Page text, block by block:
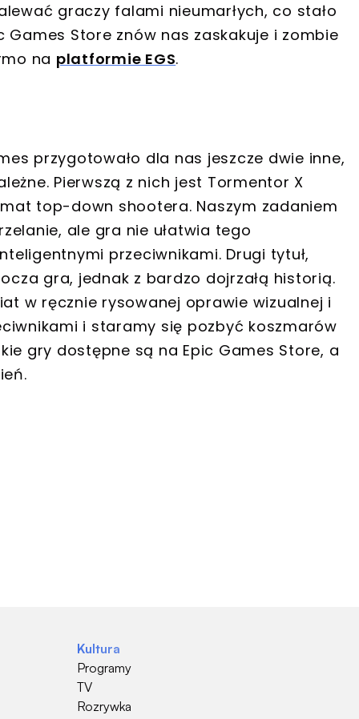
graczy falami nieumarłych, co stało
Games Store znów nas zaskakuje i zombie
na platformie EGS.
przygotowało dla nas jeszcze dwie inne,
Pierwszą z nich jest Tormentor X
top-down shootera. Naszym zadaniem
ale gra nie ułatwia tego
przeciwnikami. Drugi tytuł,
gra, jednak z bardzo dojrzałą historią.
w ręcznie rysowanej oprawie wizualnej i
i staramy się pozbyć koszmarów
gry dostępne są na Epic Games Store, a
Kultura
Programy
TV
Rozrywka